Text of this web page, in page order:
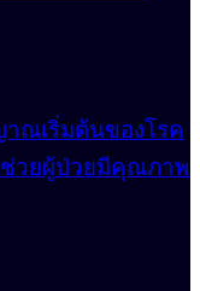
าณเริ่มต้นของโรค
วยผู้ป่วยมีคุณภาพ